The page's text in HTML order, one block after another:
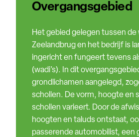
Overgangsgebied
Het gebied gelegen tussen de
Zeelandbrug en het bedrijf is
ingericht en fungeert tevens
(wadi’s). In dit
grondlichamen aangelegd,
schollen. De vorm, hoogte en
schollen varieert. Door de
hoogten en taluds ontstaat,
passerende automobilist, een